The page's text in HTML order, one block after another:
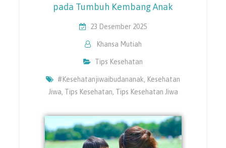
pada Tumbuh Kembang Anak
23 Desember 2025
Khansa Mutiah
Tips Kesehatan
#kesehatanjiwaibudananak, Kesehatan
Jiwa, Tips Kesehatan, Tips Kesehatan Jiwa